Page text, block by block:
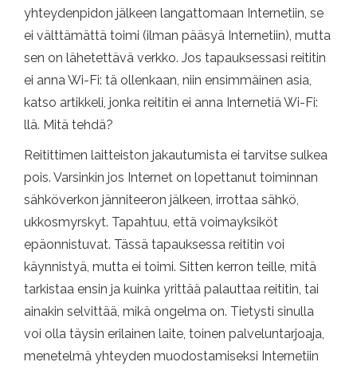
yhteydenpidon jälkeen langattomaan Internetiin, se
ei välttämättä toimi (ilman pääsyä Internetiin), mutta
sen on lähetettävä verkko. Jos tapauksessasi reititin
ei anna Wi-Fi: tä ollenkaan, niin ensimmäinen asia,
katso artikkeli, jonka reititin ei anna Internetiä Wi-Fi:
llä. Mitä tehdä?
Reitittimen laitteiston jakautumista ei tarvitse sulkea
pois. Varsinkin jos Internet on lopettanut toiminnan
sähköverkon jänniteeron jälkeen, irrottaa sähkö,
ukkosmyrskyt. Tapahtuu, että voimayksiköt
epäonnistuvat. Tässä tapauksessa reititin voi
käynnistyä, mutta ei toimi. Sitten kerron teille, mitä
tarkistaa ensin ja kuinka yrittää palauttaa reititin, tai
ainakin selvittää, mikä ongelma on. Tietysti sinulla
voi olla täysin erilainen laite, toinen palveluntarjoaja,
menetelmä yhteyden muodostamiseksi Internetiin